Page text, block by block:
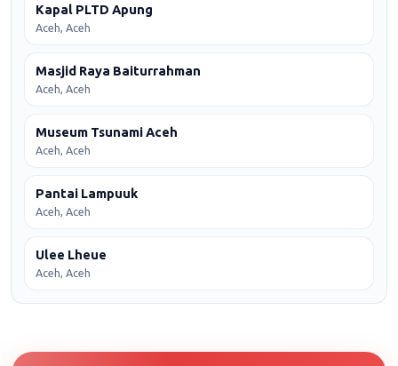
Kapal PLTD Apung
Aceh, Aceh
Masjid Raya Baiturrahman
Aceh, Aceh
Museum Tsunami Aceh
Aceh, Aceh
Pantai Lampuuk
Aceh, Aceh
Ulee Lheue
Aceh, Aceh